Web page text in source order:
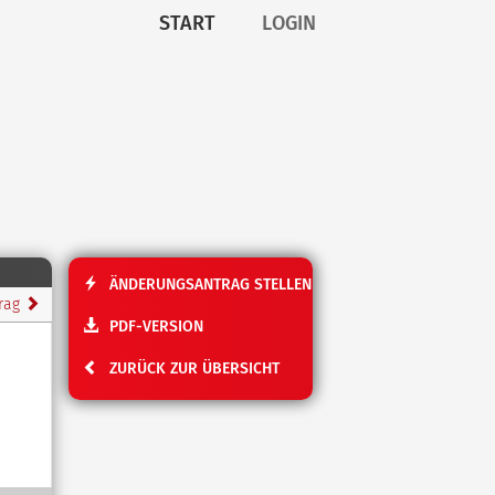
START LOGIN
ÄNDERUNGSANTRAG STELLEN
PDF-VERSION
ZURÜCK ZUR ÜBERSICHT